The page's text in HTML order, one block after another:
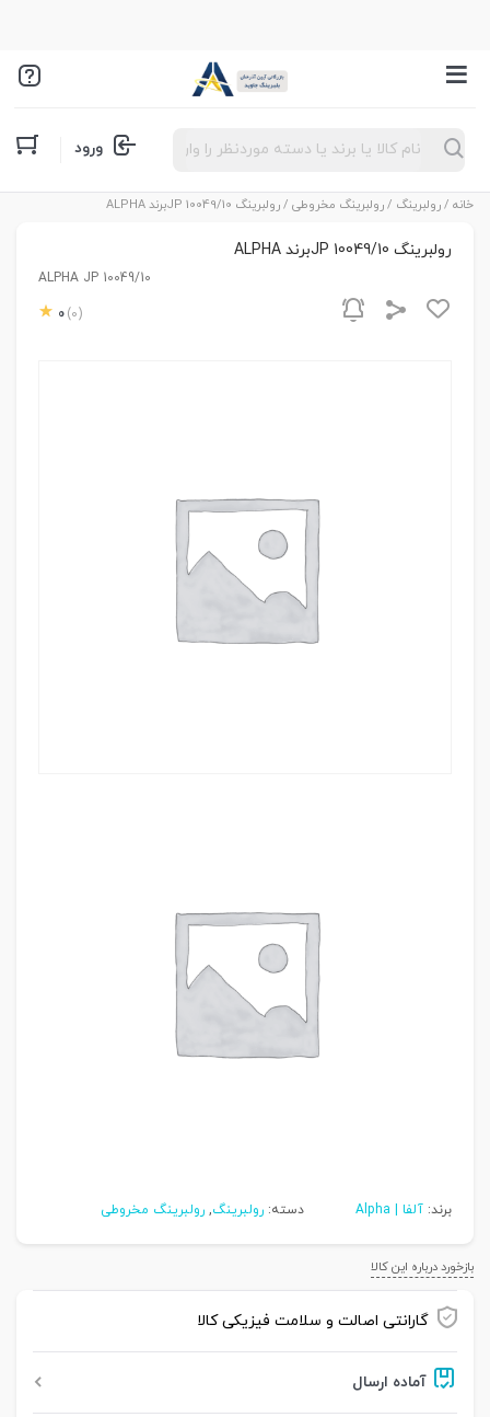
Products
search ورود
خانه /رولبرینگ /رولبرینگ مخروطی / رولبرینگ JP 10049/10برند ALPHA
رولبرینگ JP 10049/10برند ALPHA
ALPHA JP 10049/10
0 (0)
برند: آلفا | Alpha دسته: رولبرینگ, رولبرینگ مخروطی
بازخورد درباره این کالا
گارانتی اصالت و سلامت فیزیکی کالا
آماده ارسال